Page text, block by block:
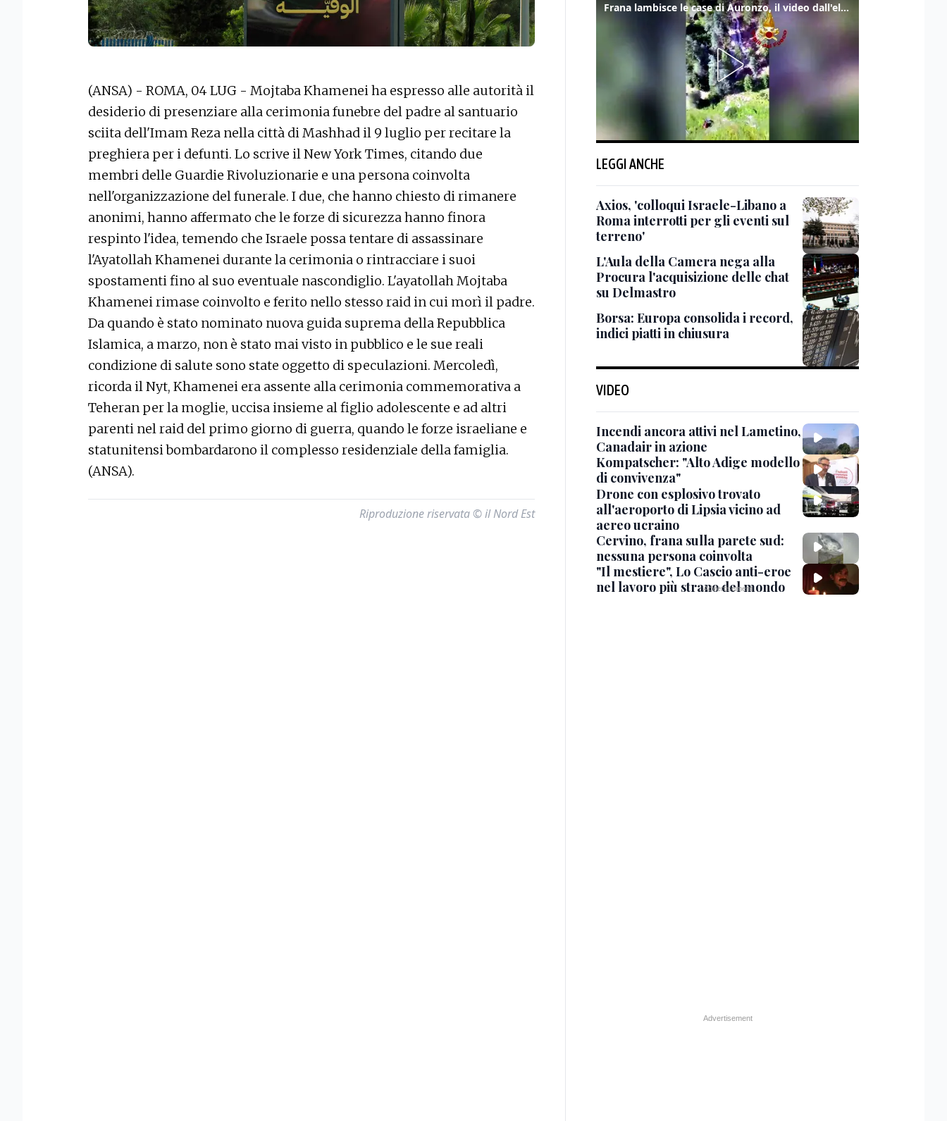
(ANSA) - ROMA, 04 LUG - Mojtaba Khamenei ha espresso alle autorità il
desiderio di presenziare alla cerimonia funebre del padre al santuario
sciita dell'Imam Reza nella città di Mashhad il 9 luglio per recitare la
preghiera per i defunti. Lo scrive il New York Times, citando due
membri delle Guardie Rivoluzionarie e una persona coinvolta
nell'organizzazione del funerale. I due, che hanno chiesto di rimanere
anonimi, hanno affermato che le forze di sicurezza hanno finora
respinto l'idea, temendo che Israele possa tentare di assassinare
l'Ayatollah Khamenei durante la cerimonia o rintracciare i suoi
spostamenti fino al suo eventuale nascondiglio. L'ayatollah Mojtaba
Khamenei rimase coinvolto e ferito nello stesso raid in cui morì il padre.
Da quando è stato nominato nuova guida suprema della Repubblica
Islamica, a marzo, non è stato mai visto in pubblico e le sue reali
condizione di salute sono state oggetto di speculazioni. Mercoledì,
ricorda il Nyt, Khamenei era assente alla cerimonia commemorativa a
Teheran per la moglie, uccisa insieme al figlio adolescente e ad altri
parenti nel raid del primo giorno di guerra, quando le forze israeliane e
statunitensi bombardarono il complesso residenziale della famiglia.
(ANSA).
Riproduzione riservata © il Nord Est
Frana lambisce le case di Auronzo, il video dall'elicottero dei vigili del fuoco
LEGGI ANCHE
Axios, 'colloqui Israele-Libano a
Roma interrotti per gli eventi sul
terreno'
L'Aula della Camera nega alla
Procura l'acquisizione delle chat
su Delmastro
Borsa: Europa consolida i record,
indici piatti in chiusura
VIDEO
Incendi ancora attivi nel Lametino,
Canadair in azione
Kompatscher: "Alto Adige modello
di convivenza"
Drone con esplosivo trovato
all'aeroporto di Lipsia vicino ad
aereo ucraino
Cervino, frana sulla parete sud:
nessuna persona coinvolta
"Il mestiere", Lo Cascio anti-eroe
nel lavoro più strano del mondo